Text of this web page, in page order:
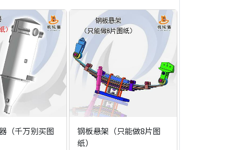
（千万别买图
钢板悬架（只能做8片图
纸）